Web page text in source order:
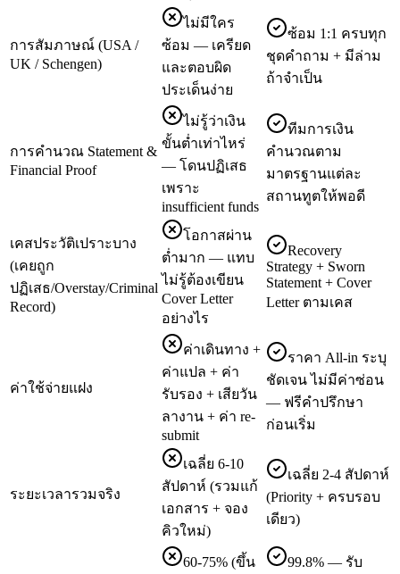
การสัมภาษณ์ (USA /
UK / Schengen)
ไม่มีใคร
ซ้อม — เครียด
และตอบผิด
ประเด็นง่าย
ซ้อม 1:1 ครบทุก
ชุดคำถาม + มีล่าม
ถ้าจำเป็น
การคำนวณ Statement &
Financial Proof
ไม่รู้ว่าเงิน
ขั้นต่ำเท่าไหร่
— โดนปฏิเสธ
เพราะ
insufficient funds
ทีมการเงิน
คำนวณตาม
มาตรฐานแต่ละ
สถานทูตให้พอดี
เคสประวัติเปราะบาง
(เคยถูก
ปฏิเสธ/Overstay/Criminal
Record)
โอกาสผ่าน
ต่ำมาก — แทบ
ไม่รู้ต้องเขียน
Cover Letter
อย่างไร
Recovery
Strategy + Sworn
Statement + Cover
Letter ตามเคส
ค่าใช้จ่ายแฝง
ค่าเดินทาง +
ค่าแปล + ค่า
รับรอง + เสียวัน
ลางาน + ค่า re-
submit
ราคา All-in ระบุ
ชัดเจน ไม่มีค่าซ่อน
— ฟรีคำปรึกษา
ก่อนเริ่ม
ระยะเวลารวมจริง
เฉลี่ย 6-10
สัปดาห์ (รวมแก้
เอกสาร + จอง
คิวใหม่)
เฉลี่ย 2-4 สัปดาห์
(Priority + ครบรอบ
เดียว)
60-75% (ขึ้น
99.8% — รับ